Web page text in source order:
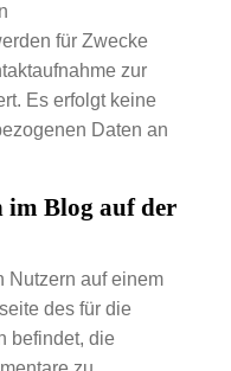
für Zwecke
zur
Es erfolgt keine
Daten an
Blog auf der
Nutzern auf einem
des für die
befindet, die